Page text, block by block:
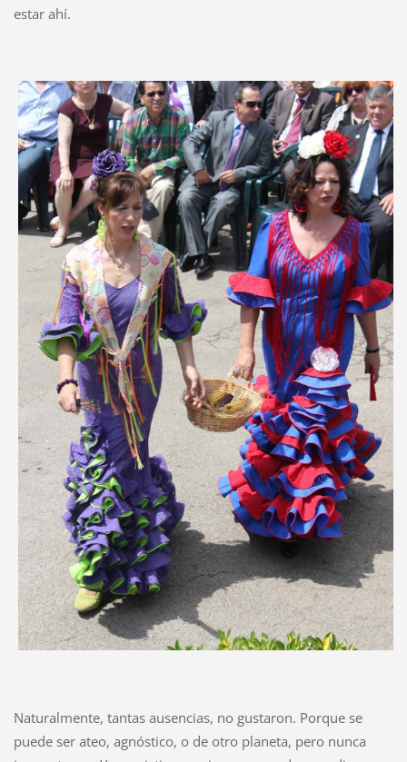
estar ahí.
Naturalmente, tantas ausencias, no gustaron. Porque se
puede ser ateo, agnóstico, o de otro planeta, pero nunca